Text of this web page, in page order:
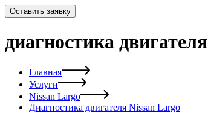
Оставить заявку
диагностика
Главная
Услуги
Nissan Largo
Диагностика двигателя Nissan Largo